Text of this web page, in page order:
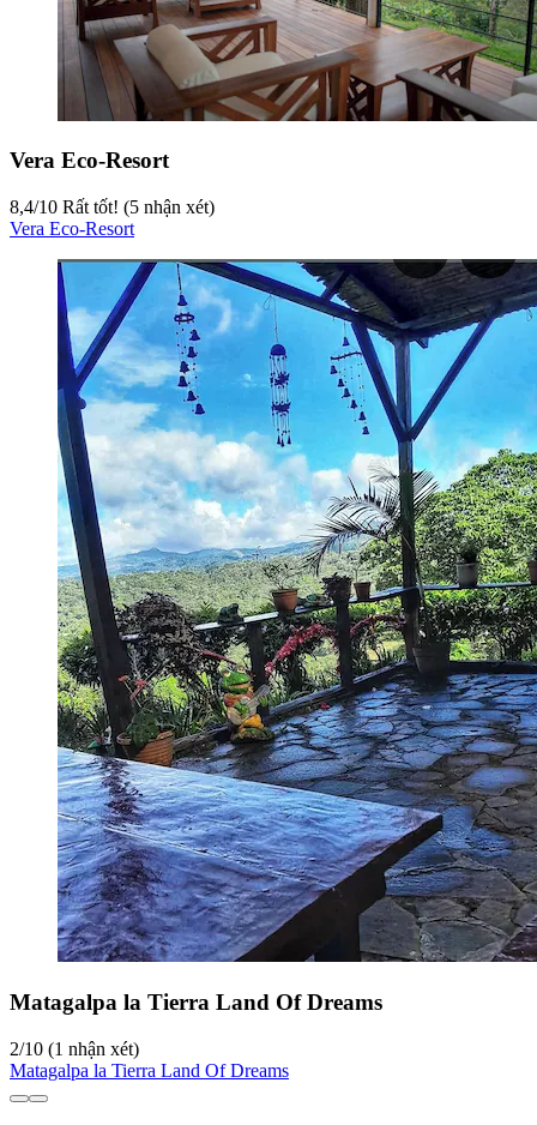
Vera Eco-Resort
8,4/10 Rất tốt! (5 nhận xét)
Vera Eco-Resort
Matagalpa la Tierra Land Of Dreams
2/10 (1 nhận xét)
Matagalpa la Tierra Land Of Dreams